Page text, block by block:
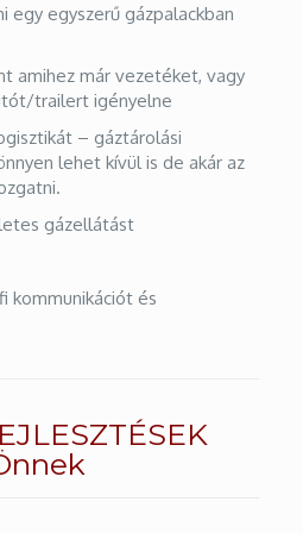
egy egyszerű gázpalackban
amihez már vezetéket, vagy
trailert igényelne
– gáztárolási
lehet kívül is de akár az
gázellátást
kommunikációt és